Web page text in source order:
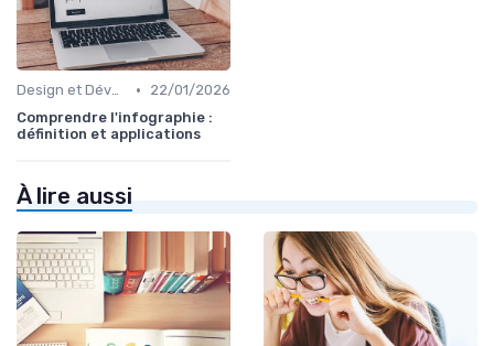
Design et Développement Web •
22/01/2026
Comprendre l'infographie :
définition et applications
À lire aussi